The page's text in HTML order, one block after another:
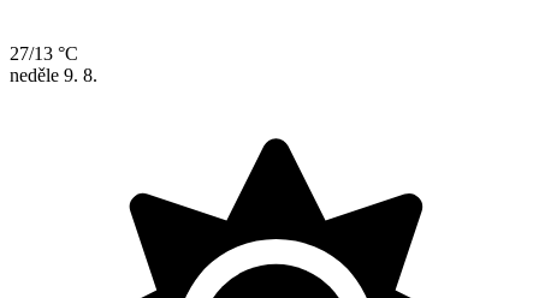
27/13 °C
neděle 9. 8.